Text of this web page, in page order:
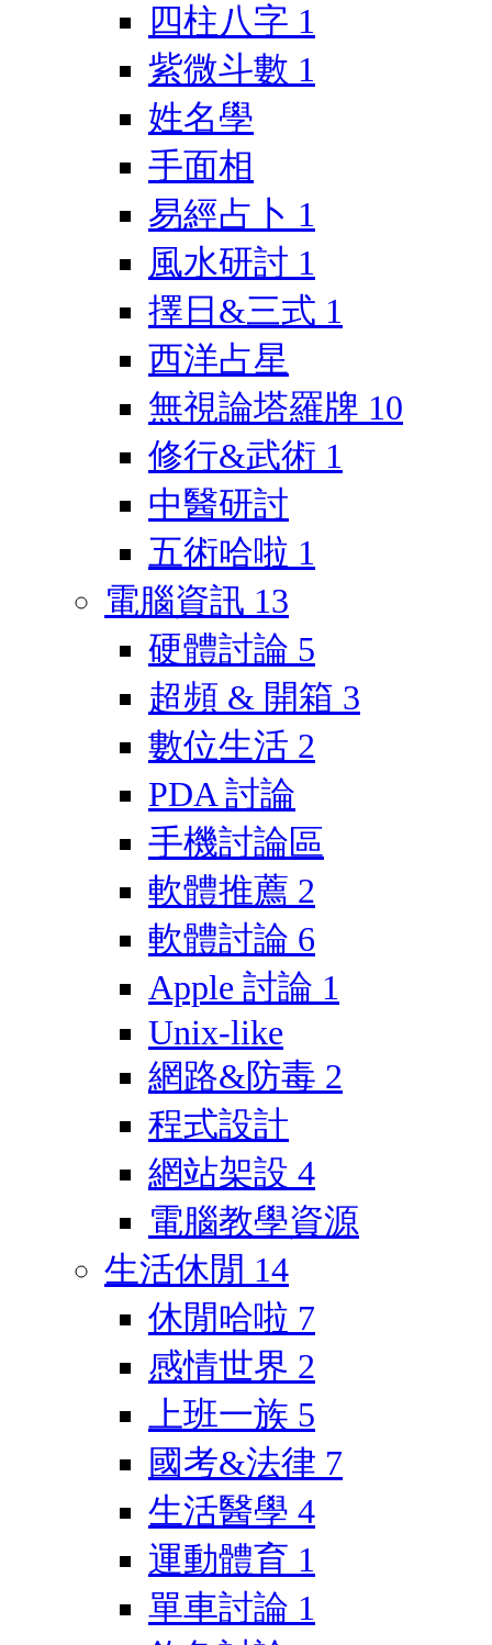
四柱八字 1
紫微斗數 1
姓名學
手面相
易經占卜 1
風水研討 1
擇日&三式 1
西洋占星
無視論塔羅牌 10
修行&武術 1
中醫研討
五術哈啦 1
電腦資訊 13
硬體討論 5
超頻 & 開箱 3
數位生活 2
PDA 討論
手機討論區
軟體推薦 2
軟體討論 6
Apple 討論 1
Unix-like
網路&防毒 2
程式設計
網站架設 4
電腦教學資源
生活休閒 14
休閒哈啦 7
感情世界 2
上班一族 5
國考&法律 7
生活醫學 4
運動體育 1
單車討論 1